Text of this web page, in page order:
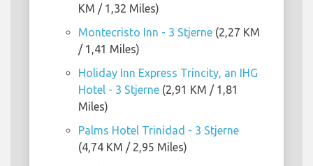
KM / 1,32 Miles)
Montecristo Inn - 3 Stjerne (2,27 KM
/ 1,41 Miles)
Holiday Inn Express Trincity, an IHG
Hotel - 3 Stjerne (2,91 KM / 1,81
Miles)
Palms Hotel Trinidad - 3 Stjerne
(4,74 KM / 2,95 Miles)